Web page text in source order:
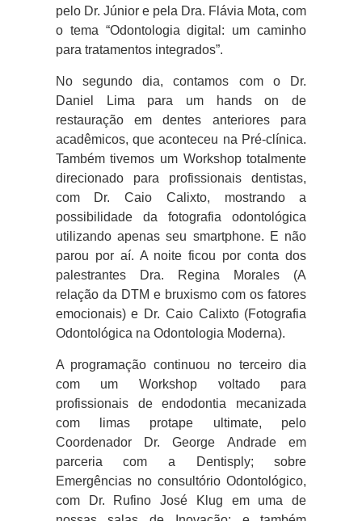
pelo Dr. Júnior e pela Dra. Flávia Mota, com
o tema “Odontologia digital: um caminho
para tratamentos integrados”.
No segundo dia, contamos com o Dr.
Daniel Lima para um hands on de
restauração em dentes anteriores para
acadêmicos, que aconteceu na Pré-clínica.
Também tivemos um Workshop totalmente
direcionado para profissionais dentistas,
com Dr. Caio Calixto, mostrando a
possibilidade da fotografia odontológica
utilizando apenas seu smartphone. E não
parou por aí. A noite ficou por conta dos
palestrantes Dra. Regina Morales (A
relação da DTM e bruxismo com os fatores
emocionais) e Dr. Caio Calixto (Fotografia
Odontológica na Odontologia Moderna).
A programação continuou no terceiro dia
com um Workshop voltado para
profissionais de endodontia mecanizada
com limas protape ultimate, pelo
Coordenador Dr. George Andrade em
parceria com a Dentisply; sobre
Emergências no consultório Odontológico,
com Dr. Rufino José Klug em uma de